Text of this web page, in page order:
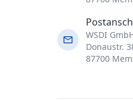
WSDI
Donaustr.
87700